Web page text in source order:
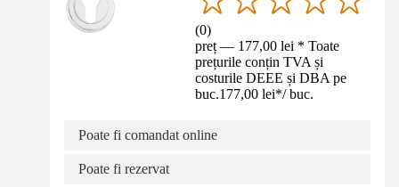
(0)
preț — 177,00 lei * Toate
prețurile conțin TVA și
costurile DEEE și DBA pe
buc.177,00 lei*/ buc.
Poate fi comandat online
Poate fi rezervat